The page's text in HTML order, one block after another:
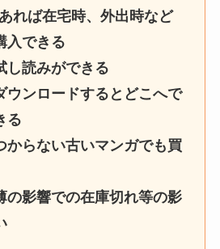
れば在宅時、外出時など
入できる
し読みができる
ウンロードするとどこへで
る
からない古いマンガでも買
の影響での在庫切れ等の影